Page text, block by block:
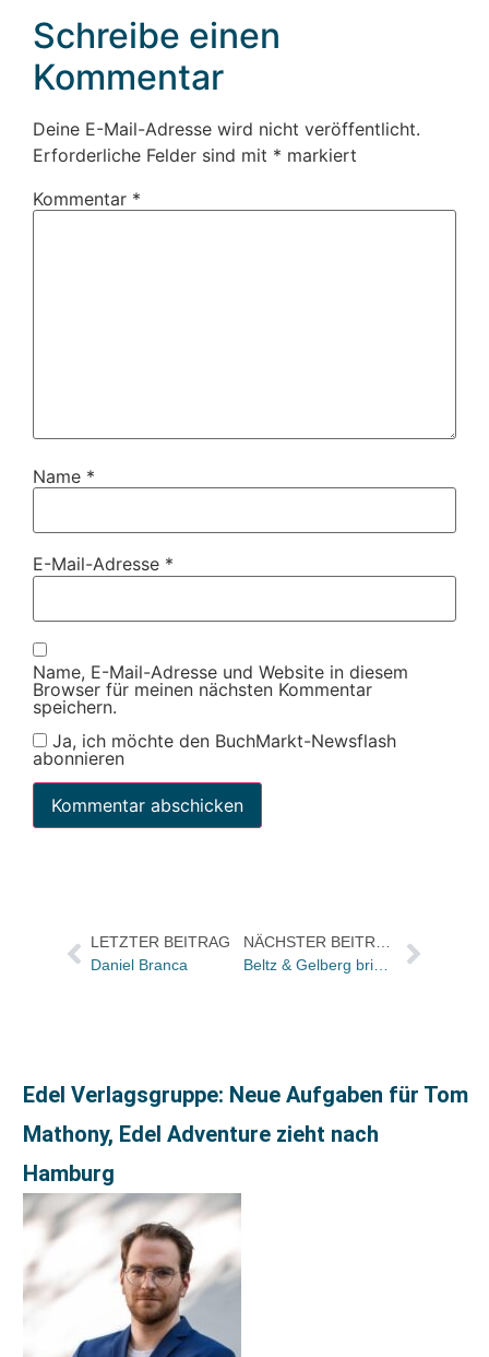
Schreibe einen
Kommentar
Deine E-Mail-Adresse wird nicht veröffentlicht.
Erforderliche Felder sind mit * markiert
Kommentar *
Name *
E-Mail-Adresse *
Name, E-Mail-Adresse und Website in diesem
Browser für meinen nächsten Kommentar
speichern.
Ja, ich möchte den BuchMarkt-Newsflash
abonnieren
LETZTER BEITRAG
Daniel Branca
NÄCHSTER BEITRAG
Beltz & Gelberg bringt eigenes Hörbuch-Programm / Koop mit Hamburger Hörcompany läuft weiter
Edel Verlagsgruppe: Neue Aufgaben für Tom
Mathony, Edel Adventure zieht nach
Hamburg